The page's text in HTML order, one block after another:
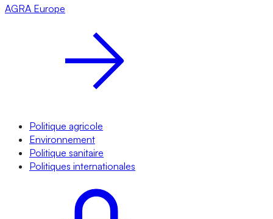
AGRA Europe
Politique agricole
Environnement
Politique sanitaire
Politiques internationales